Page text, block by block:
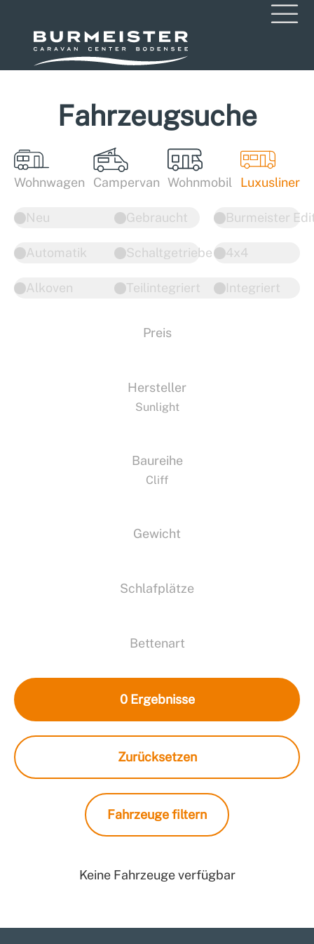
Fahrzeugsuche
Wohnwagen Campervan Wohnmobil Luxusliner
Neu Gebraucht
4x4
Automatik Schaltgetriebe
Burmeister
Alkoven Teilintegriert Integriert
Preis
Hersteller
Sunlight
Baureihe
Cliff
Gewicht
Schlafplätze
Bettenart
0 Ergebnisse
Zurücksetzen
Fahrzeuge filtern
Keine Fahrzeuge verfügbar